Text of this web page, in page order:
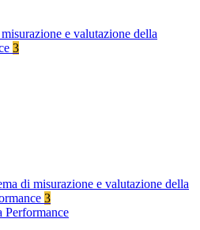
e valutazione della
3
di misurazione e valutazione della
3
Performance